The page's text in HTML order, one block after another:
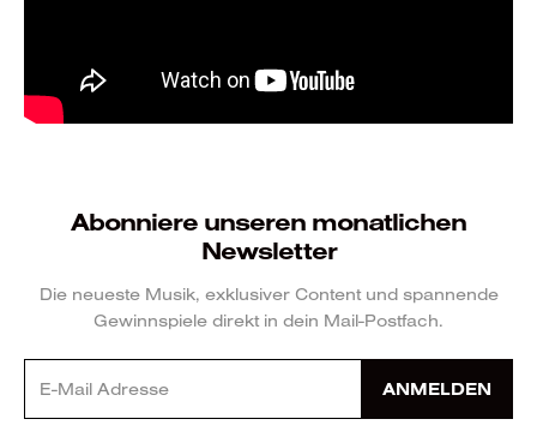
Abonniere unseren monatlichen
Newsletter
Die neueste Musik, exklusiver Content und spannende
Gewinnspiele direkt in dein Mail-Postfach.
ANMELDEN